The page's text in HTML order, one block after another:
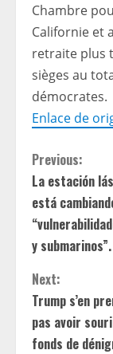
Chambre
Californie et
retraite plus
sièges au
démocrates.
Enlace de
C
o
n
t
i
n
Previous:
La estación
está
y submarinos”.
Next:
Trump s’en
pas avoir
fonds de